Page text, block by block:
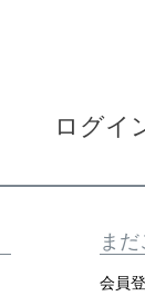
ログイ
ま
会員